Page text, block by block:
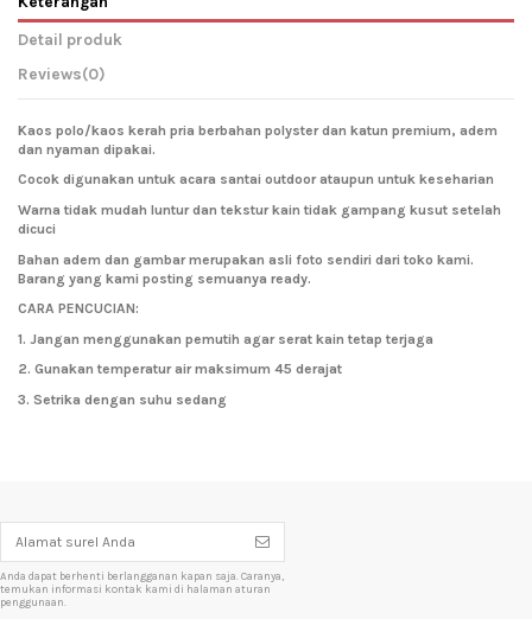
Detail produk
Reviews(0)
Kaos polo/kaos kerah pria berbahan polyster dan katun premium, adem
dan nyaman dipakai.
Cocok digunakan untuk acara santai outdoor ataupun untuk keseharian
Warna tidak mudah luntur dan tekstur kain tidak gampang kusut setelah
dicuci
Bahan adem dan gambar merupakan asli foto sendiri dari toko kami.
Barang yang kami posting semuanya ready.
CARA PENCUCIAN:
1. Jangan menggunakan pemutih agar serat kain tetap terjaga
2. Gunakan temperatur air maksimum 45 derajat
3. Setrika dengan suhu sedang
Anda dapat berhenti berlangganan kapan saja. Caranya,
temukan informasi kontak kami di halaman aturan
penggunaan.